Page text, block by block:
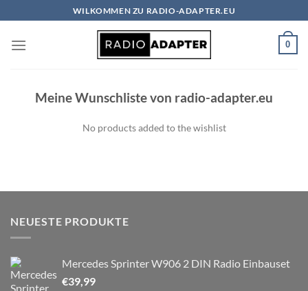
Inhalt
springen
WILKOMMEN ZU RADIO-ADAPTER.EU
0
Meine Wunschliste von radio-adapter.eu
No products added to the wishlist
NEUESTE PRODUKTE
Mercedes Sprinter W906 2 DIN Radio Einbauset
€39,99